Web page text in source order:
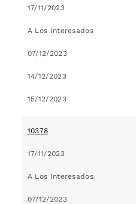
17/11/2023
A Los Interesados
07/12/2023
14/12/2023
15/12/2023
10378
17/11/2023
A Los Interesados
07/12/2023